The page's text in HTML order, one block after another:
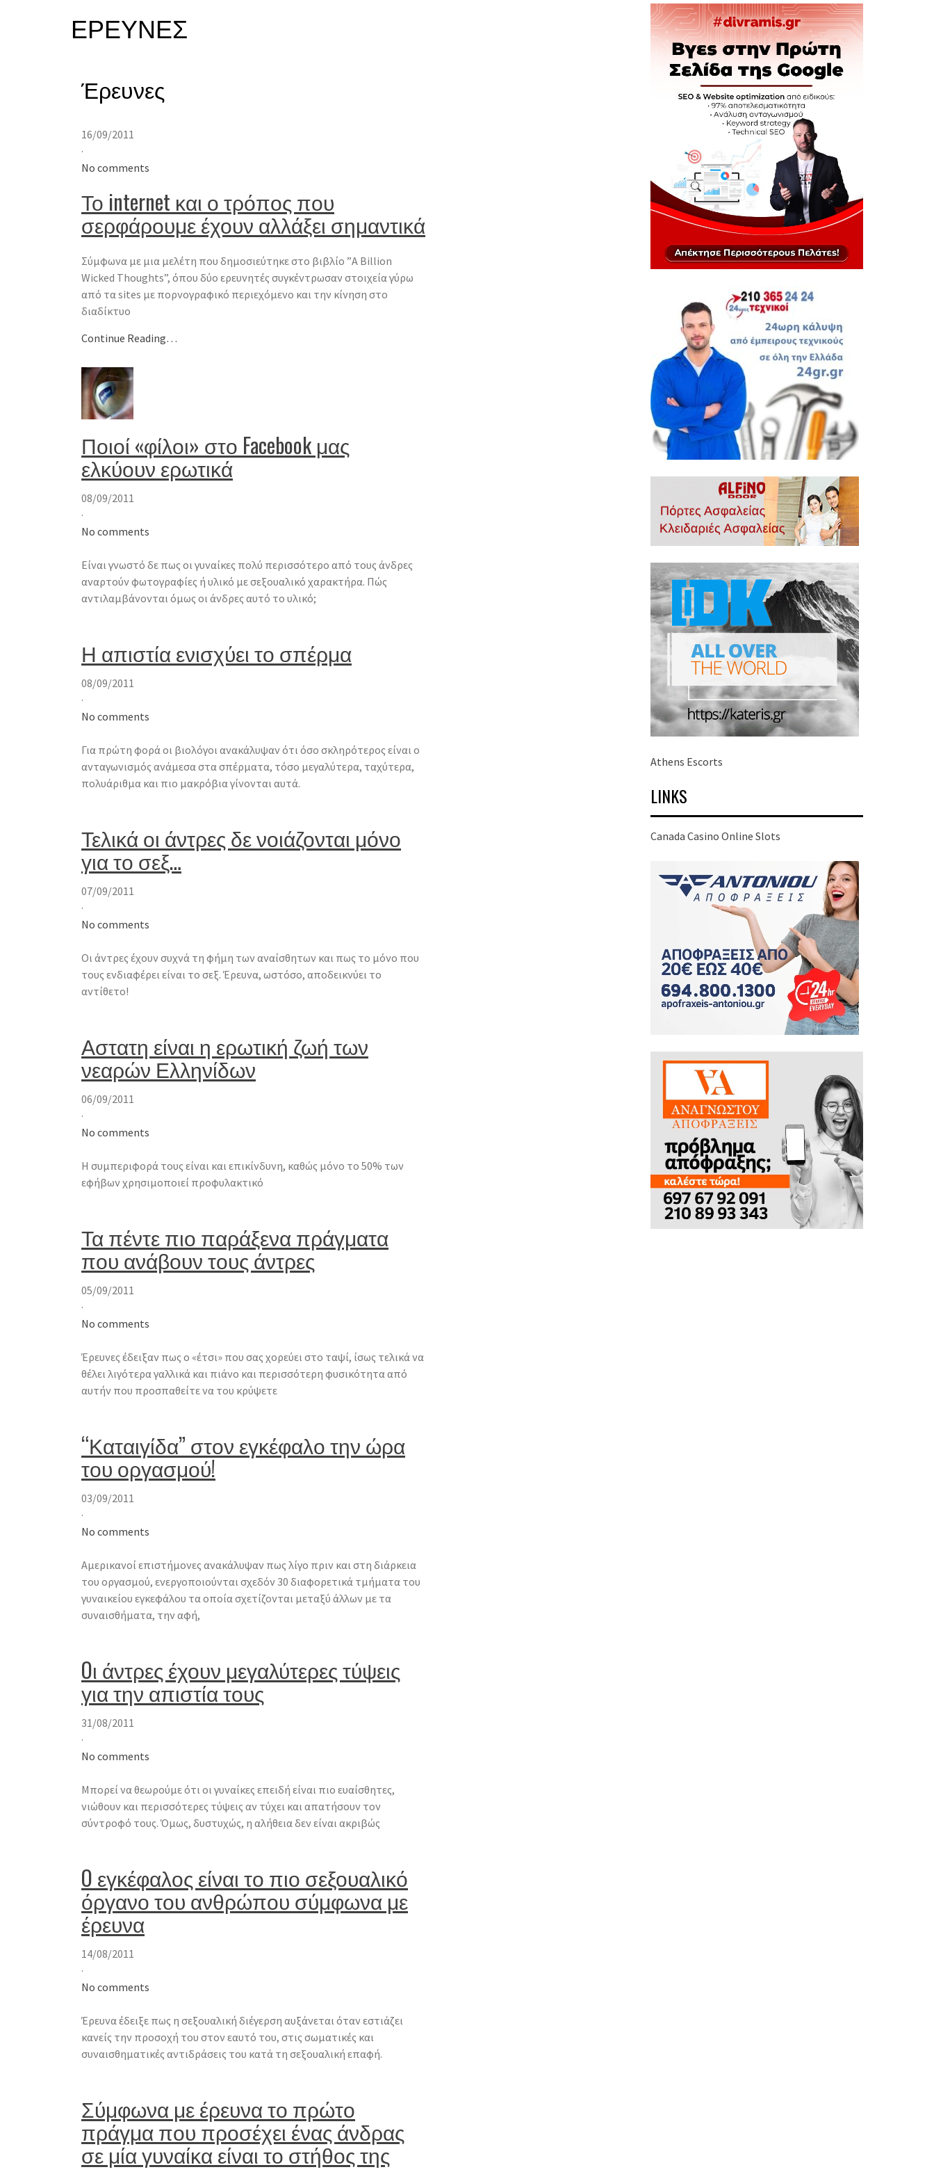
ΈΡΕΥΝΕΣ
Έρευνες
16/09/2011
·
No comments
Το internet και ο τρόπος που
σερφάρουμε έχουν αλλάξει σημαντικά
Σύμφωνα με μια μελέτη που δημοσιεύτηκε στο βιβλίο ”A Billion
Wicked Thoughts”, όπου δύο ερευνητές συγκέντρωσαν στοιχεία γύρω
από τα sites με πορνογραφικό περιεχόμενο και την κίνηση στο
διαδίκτυο
Continue Reading…
Ποιοί «φίλοι» στο Facebook μας
ελκύουν ερωτικά
08/09/2011
·
No comments
Είναι γνωστό δε πως οι γυναίκες πολύ περισσότερο από τους άνδρες
αναρτούν φωτογραφίες ή υλικό με σεξουαλικό χαρακτήρα. Πώς
αντιλαμβάνονται όμως οι άνδρες αυτό το υλικό;
Η απιστία ενισχύει το σπέρμα
08/09/2011
·
No comments
Για πρώτη φορά οι βιολόγοι ανακάλυψαν ότι όσο σκληρότερος είναι ο
ανταγωνισμός ανάμεσα στα σπέρματα, τόσο μεγαλύτερα, ταχύτερα,
πολυάριθμα και πιο μακρόβια γίνονται αυτά.
Τελικά οι άντρες δε νοιάζονται μόνο
για το σεξ…
07/09/2011
·
No comments
Οι άντρες έχουν συχνά τη φήμη των αναίσθητων και πως το μόνο που
τους ενδιαφέρει είναι το σεξ. Έρευνα, ωστόσο, αποδεικνύει το
αντίθετο!
Αστατη είναι η ερωτική ζωή των
νεαρών Ελληνίδων
06/09/2011
·
No comments
Η συμπεριφορά τους είναι και επικίνδυνη, καθώς μόνο το 50% των
εφήβων χρησιμοποιεί προφυλακτικό
Τα πέντε πιο παράξενα πράγματα
που ανάβουν τους άντρες
05/09/2011
·
No comments
Έρευνες έδειξαν πως ο «έτσι» που σας χορεύει στο ταψί, ίσως τελικά να
θέλει λιγότερα γαλλικά και πιάνο και περισσότερη φυσικότητα από
αυτήν που προσπαθείτε να του κρύψετε
“Καταιγίδα” στον εγκέφαλο την ώρα
του οργασμού!
03/09/2011
·
No comments
Αμερικανοί επιστήμονες ανακάλυψαν πως λίγο πριν και στη διάρκεια
του οργασμού, ενεργοποιούνται σχεδόν 30 διαφορετικά τμήματα του
γυναικείου εγκεφάλου τα οποία σχετίζονται μεταξύ άλλων με τα
συναισθήματα, την αφή,
Oι άντρες έχουν μεγαλύτερες τύψεις
για την απιστία τους
31/08/2011
·
No comments
Μπορεί να θεωρούμε ότι οι γυναίκες επειδή είναι πιο ευαίσθητες,
νιώθουν και περισσότερες τύψεις αν τύχει και απατήσουν τον
σύντροφό τους. Όμως, δυστυχώς, η αλήθεια δεν είναι ακριβώς
O εγκέφαλος είναι το πιο σεξουαλικό
όργανο του ανθρώπου σύμφωνα με
έρευνα
14/08/2011
·
No comments
Έρευνα έδειξε πως η σεξουαλική διέγερση αυξάνεται όταν εστιάζει
κανείς την προσοχή του στον εαυτό του, στις σωματικές και
συναισθηματικές αντιδράσεις του κατά τη σεξουαλική επαφή.
Σύμφωνα με έρευνα το πρώτο
πράγμα που προσέχει ένας άνδρας
σε μία γυναίκα είναι το στήθος της
Athens Escorts
LINKS
Canada Casino Online Slots